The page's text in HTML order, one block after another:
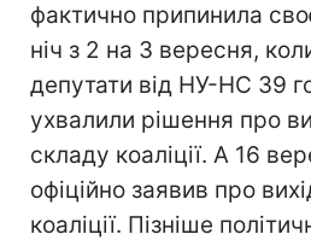
фактично припинила
ніч з 2 на 3 вересня,
депутати від НУ-НС 39
ухвалили рішення про
складу коаліції. А 16
офіційно заявив про
коаліції. Пізніше